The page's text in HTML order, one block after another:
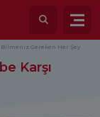
Gereken Her Şey
Karşı